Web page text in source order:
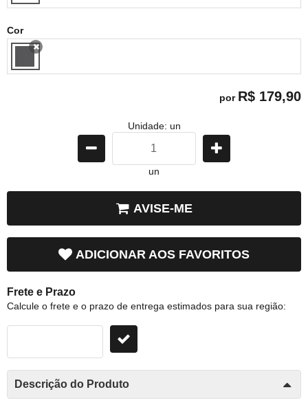
Cor
por R$ 179,90
Unidade: un
un
AVISE-ME
ADICIONAR AOS FAVORITOS
Frete e Prazo
Calcule o frete e o prazo de entrega estimados para sua região:
Descrição do Produto